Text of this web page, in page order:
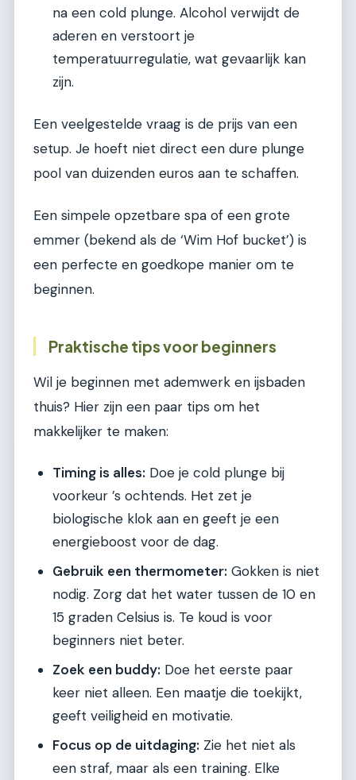
na een cold plunge. Alcohol verwijdt de
aderen en verstoort je
temperatuurregulatie, wat gevaarlijk kan
zijn.
Een veelgestelde vraag is de prijs van een
setup. Je hoeft niet direct een dure plunge
pool van duizenden euros aan te schaffen.
Een simpele opzetbare spa of een grote
emmer (bekend als de ‘Wim Hof bucket’) is
een perfecte en goedkope manier om te
beginnen.
Praktische tips voor beginners
Wil je beginnen met ademwerk en ijsbaden
thuis? Hier zijn een paar tips om het
makkelijker te maken:
Timing is alles: Doe je cold plunge bij
voorkeur ’s ochtends. Het zet je
biologische klok aan en geeft je een
energieboost voor de dag.
Gebruik een thermometer: Gokken is niet
nodig. Zorg dat het water tussen de 10 en
15 graden Celsius is. Te koud is voor
beginners niet beter.
Zoek een buddy: Doe het eerste paar
keer niet alleen. Een maatje die toekijkt,
geeft veiligheid en motivatie.
Focus op de uitdaging: Zie het niet als
een straf, maar als een training. Elke